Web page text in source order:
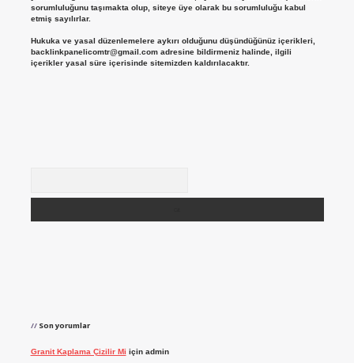
sorumluluğunu taşımakta olup, siteye üye olarak bu sorumluluğu kabul
etmiş sayılırlar.
Hukuka ve yasal düzenlemelere aykırı olduğunu düşündüğünüz içerikleri,
backlinkpanelicomtr@gmail.comadresine bildirmeniz halinde, ilgili
içerikler yasal süre içerisinde sitemizden kaldırılacaktır.
Son yorumlar
Granit Kaplama Çizilir Mi için admin